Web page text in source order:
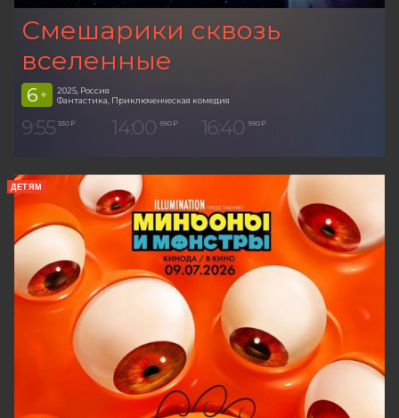
Смешарики сквозь
вселенные
6 +
2025, Россия
Фантастика, Приключенческая комедия
9:55 330 ₽ 14:00 590 ₽ 16:40 590 ₽
ДЕТЯМ